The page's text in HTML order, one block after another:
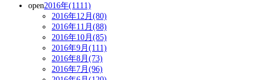
open2016年(1111)
2016年12月(80)
2016年11月(88)
2016年10月(85)
2016年9月(111)
2016年8月(73)
2016年7月(96)